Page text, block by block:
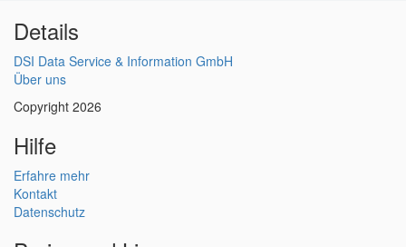
Details
DSI Data Service & Information GmbH
Über uns
Copyright 2026
Hilfe
Erfahre mehr
Kontakt
Datenschutz